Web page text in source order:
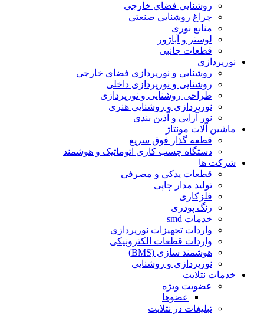
روشنایی فضای خارجی
چراغ روشنایی صنعتی
منابع نوری
لوستر و آباژور
قطعات جانبی
نورپردازی
روشنایی و نورپردازی فضای خارجی
روشنایی و نورپردازی داخلی
طراحی روشنایی و نورپردازی
نورپردازی و روشنایی هنری
نور آرایی و آذین بندی
ماشین آلات مونتاژ
قطعه گذار فوق سریع
دستگاه چسب کاری اتوماتیک و هوشمند
شرکت ها
قطعات یدکی و مصرفی
تولید مدار چاپی
فلزکاری
رنگ پودری
خدمات smd
واردات تجهیزات نورپردازی
واردات قطعات الکترونیکی
هوشمند سازی (BMS)
نورپردازی و روشنایی
خدمات نتلایت
عضویت ویژه
عضوها
تبلیغات در نتلایت